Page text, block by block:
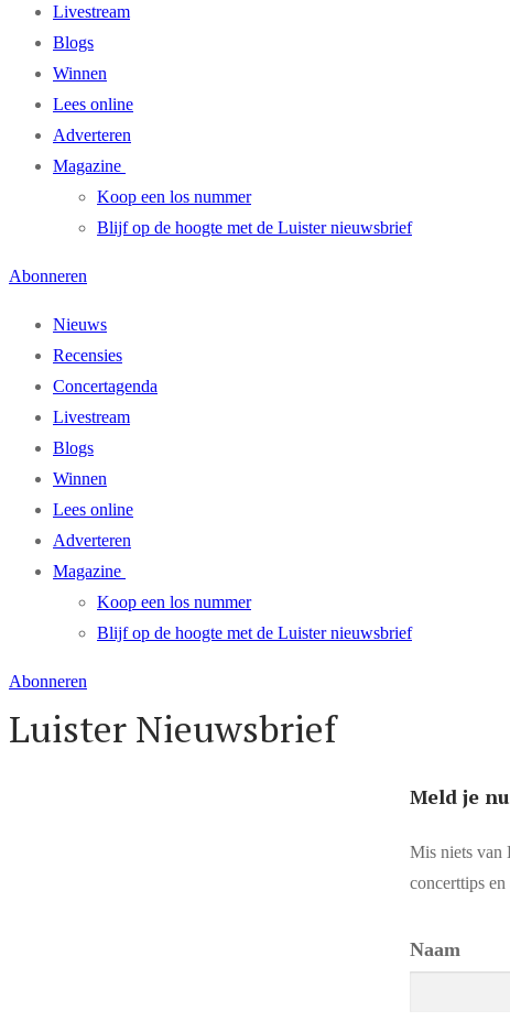
Livestream
Blogs
Winnen
Lees online
Adverteren
Magazine
Koop een los nummer
Blijf op de hoogte met de Luister nieuwsbrief
Abonneren
Nieuws
Recensies
Concertagenda
Livestream
Blogs
Winnen
Lees online
Adverteren
Magazine
Koop een los nummer
Blijf op de hoogte met de Luister nieuwsbrief
Abonneren
Luister Nieuwsbrief
Meld je
Mis niets van
concerttips
Naam